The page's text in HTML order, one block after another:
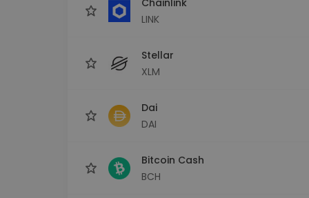
LINK
Stellar
XLM
Dai
DAI
Bitcoin Cash
BCH